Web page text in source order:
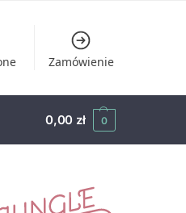
Zamówienie
0,00 zł 0